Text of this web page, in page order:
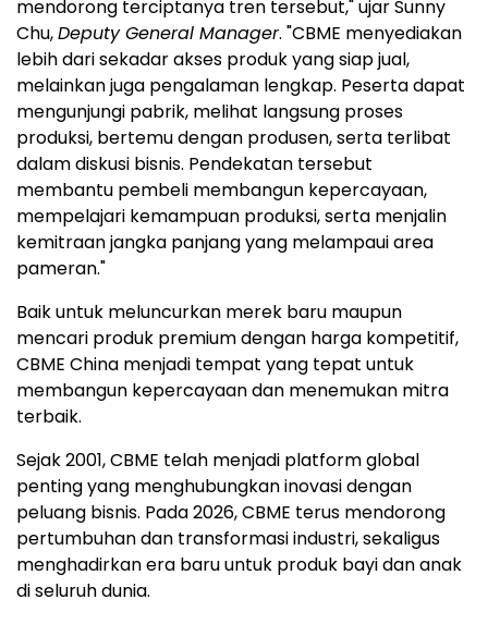
mendorong terciptanya tren tersebut," ujar Sunny
Chu,Deputy General Manager. "CBME menyediakan
lebih dari sekadar akses produk yang siap jual,
melainkan juga pengalaman lengkap. Peserta dapat
mengunjungi pabrik, melihat langsung proses
produksi, bertemu dengan produsen, serta terlibat
dalam diskusi bisnis. Pendekatan tersebut
membantu pembeli membangun kepercayaan,
mempelajari kemampuan produksi, serta menjalin
kemitraan jangka panjang yang melampaui area
pameran."
Baik untuk meluncurkan merek baru maupun
mencari produk premium dengan harga kompetitif,
CBME China menjadi tempat yang tepat untuk
membangun kepercayaan dan menemukan mitra
terbaik.
Sejak 2001, CBME telah menjadi platform global
penting yang menghubungkan inovasi dengan
peluang bisnis. Pada 2026, CBME terus mendorong
pertumbuhan dan transformasi industri, sekaligus
menghadirkan era baru untuk produk bayi dan anak
di seluruh dunia.